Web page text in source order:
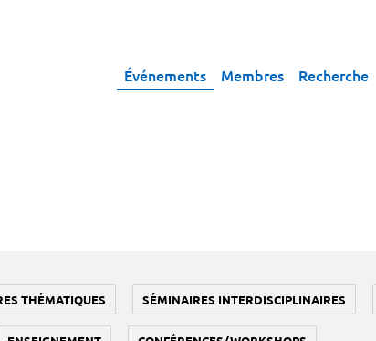
Événements Membres Recherche
THÉMATIQUES SÉMINAIRES INTERDISCIPLINAIRES